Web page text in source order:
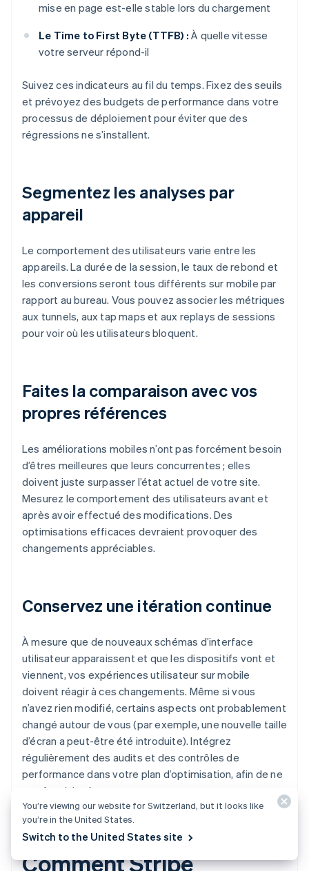
mise en page est-elle stable lors du chargement
Le Time to First Byte (TTFB) : À quelle vitesse
votre serveur répond-il
Suivez ces indicateurs au fil du temps. Fixez des seuils
et prévoyez des budgets de performance dans votre
processus de déploiement pour éviter que des
régressions ne s’installent.
Segmentez les analyses par
appareil
Le comportement des utilisateurs varie entre les
appareils. La durée de la session, le taux de rebond et
les conversions seront tous différents sur mobile par
rapport au bureau. Vous pouvez associer les métriques
aux tunnels, aux tap maps et aux replays de sessions
pour voir où les utilisateurs bloquent.
Faites la comparaison avec vos
propres références
Les améliorations mobiles n’ont pas forcément besoin
d’êtres meilleures que leurs concurrentes ; elles
doivent juste surpasser l’état actuel de votre site.
Mesurez le comportement des utilisateurs avant et
après avoir effectué des modifications. Des
optimisations efficaces devraient provoquer des
changements appréciables.
Conservez une itération continue
À mesure que de nouveaux schémas d’interface
utilisateur apparaissent et que les dispositifs vont et
viennent, vos expériences utilisateur sur mobile
doivent réagir à ces changements. Même si vous
n’avez rien modifié, certains aspects ont probablement
changé autour de vous (par exemple, une nouvelle taille
d’écran a peut-être été introduite). Intégrez
régulièrement des audits et des contrôles de
performance dans votre plan d’optimisation, afin de ne
pas être laissé pour compte.
Comment Stripe
You’re viewing our website for Switzerland, but it looks like
you’re in the United States.
Switch to the United States site